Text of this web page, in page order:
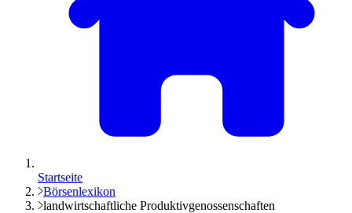
Startseite
Börsenlexikon
landwirtschaftliche Produktivgenossenschaften